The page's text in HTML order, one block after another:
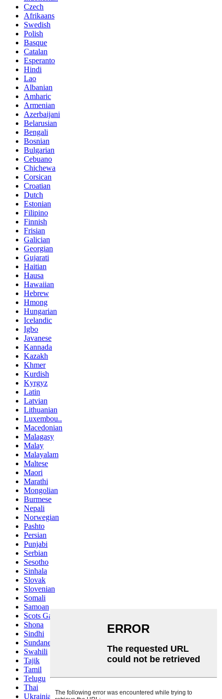
Czech
Afrikaans
Swedish
Polish
Basque
Catalan
Esperanto
Hindi
Lao
Albanian
Amharic
Armenian
Azerbaijani
Belarusian
Bengali
Bosnian
Bulgarian
Cebuano
Chichewa
Corsican
Croatian
Dutch
Estonian
Filipino
Finnish
Frisian
Galician
Georgian
Gujarati
Haitian
Hausa
Hawaiian
Hebrew
Hmong
Hungarian
Icelandic
Igbo
Javanese
Kannada
Kazakh
Khmer
Kurdish
Kyrgyz
Latin
Latvian
Lithuanian
Luxembou..
Macedonian
Malagasy
Malay
Malayalam
Maltese
Maori
Marathi
Mongolian
Burmese
Nepali
Norwegian
Pashto
Persian
Punjabi
Serbian
Sesotho
Sinhala
Slovak
Slovenian
Somali
Samoan
Scots Gaelic
Shona
Sindhi
Sundanese
Swahili
Tajik
Tamil
Telugu
Thai
Ukrainian